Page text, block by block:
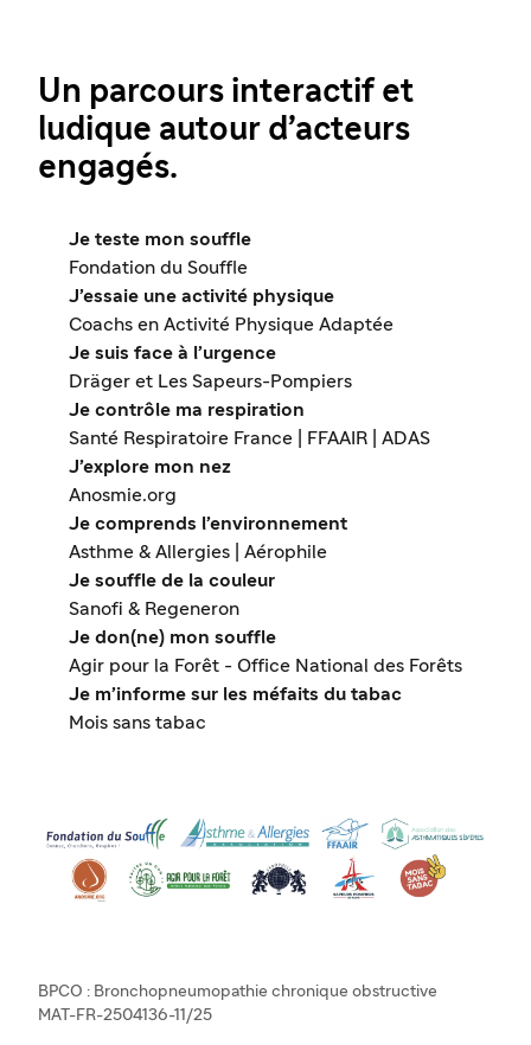
Un parcours interactif et
ludique autour d’acteurs
engagés.
Je teste mon souffle
Fondation du Souffle
J’essaie une activité physique
Coachs en Activité Physique Adaptée
Je suis face à l’urgence
Dräger et Les Sapeurs-Pompiers
Je contrôle ma respiration
Santé Respiratoire France | FFAAIR | ADAS
J’explore mon nez
Anosmie.org
Je comprends l’environnement
Asthme & Allergies | Aérophile
Je souffle de la couleur
Sanofi & Regeneron
Je don(ne) mon souffle
Agir pour la Forêt - Office National des Forêts
Je m’informe sur les méfaits du tabac
Mois sans tabac
BPCO : Bronchopneumopathie chronique obstructive
MAT-FR-2504136-11/25